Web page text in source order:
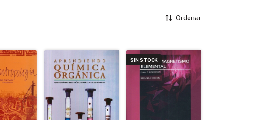
Ordenar
SIN STOCK